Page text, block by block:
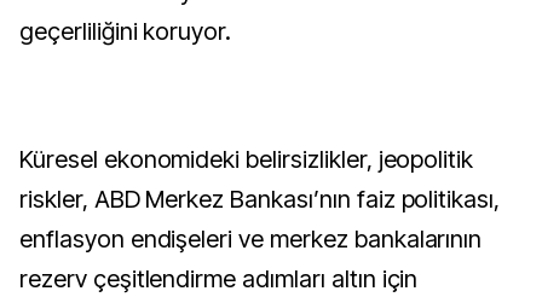
geçerliliğini koruyor.
Küresel ekonomideki belirsizlikler, jeopolitik
riskler, ABD Merkez Bankası’nın faiz politikası,
enflasyon endişeleri ve merkez bankalarının
rezerv çeşitlendirme adımları altın için